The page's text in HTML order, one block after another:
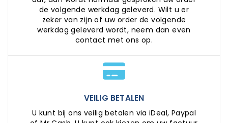
de volgende werkdag geleverd. Wilt u er
zeker van zijn of uw order de volgende
werkdag geleverd wordt, neem dan even
contact met ons op.
VEILIG BETALEN
U kunt bij ons veilig betalen via iDeal, Paypal